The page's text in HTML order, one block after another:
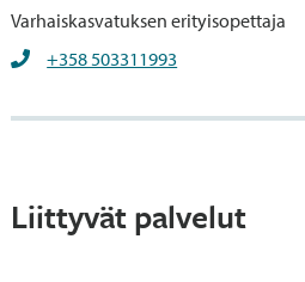
Varhaiskasvatuksen erityisopettaja
+358 503311993
Liittyvät palvelut